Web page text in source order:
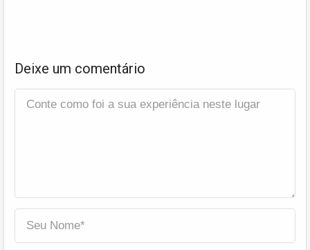
Deixe um comentário